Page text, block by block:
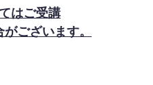
はご受講
ございます。